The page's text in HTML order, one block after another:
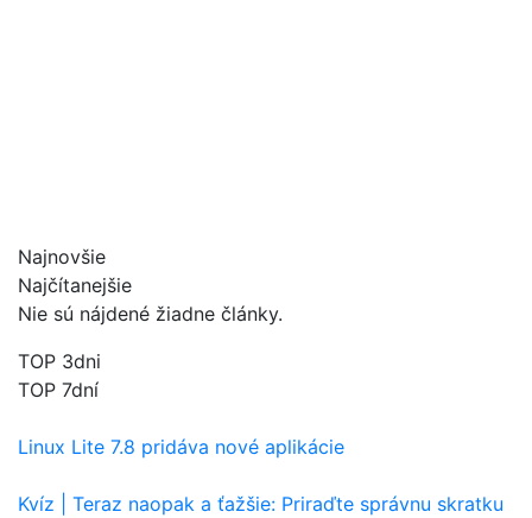
Najnovšie
Najčítanejšie
Nie sú nájdené žiadne články.
TOP 3dni
TOP 7dní
Linux Lite 7.8 pridáva nové aplikácie
Kvíz | Teraz naopak a ťažšie: Priraďte správnu skratku